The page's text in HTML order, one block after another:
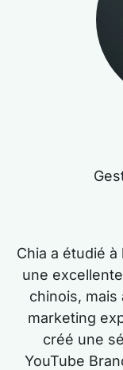
Chia a étudié
une
chinois,
marketing
créé une
YouTube